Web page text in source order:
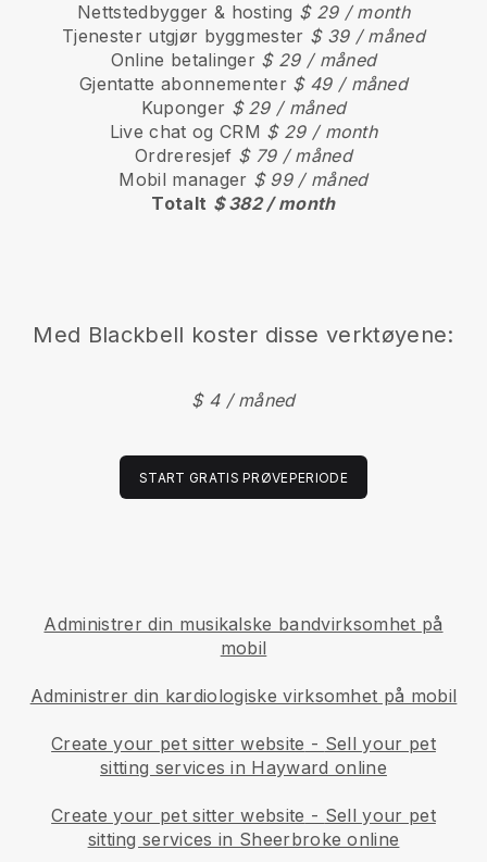
Nettstedbygger & hosting $ 29 / month
Tjenester utgjør byggmester $ 39 / måned
Online betalinger $ 29 / måned
Gjentatte abonnementer $ 49 / måned
Kuponger $ 29 / måned
Live chat og CRM $ 29 / month
Ordreresjef $ 79 / måned
Mobil manager $ 99 / måned
Totalt $ 382 / month
Med Blackbell koster disse verktøyene:
$ 4 / måned
START GRATIS PRØVEPERIODE
Administrer din musikalske bandvirksomhet på
mobil
Administrer din kardiologiske virksomhet på mobil
Create your pet sitter website - Sell your pet
sitting services in Hayward online
Create your pet sitter website - Sell your pet
sitting services in Sheerbroke online